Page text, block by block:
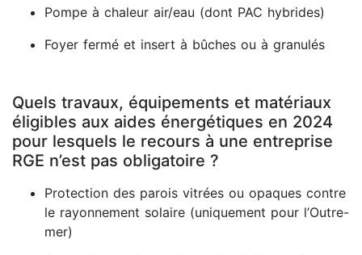
Pompe à chaleur air/eau (dont PAC hybrides)
Foyer fermé et insert à bûches ou à granulés
Quels travaux, équipements et matériaux
éligibles aux aides énergétiques en 2024
pour lesquels le recours à une entreprise
RGE n’est pas obligatoire ?
Protection des parois vitrées ou opaques contre
le rayonnement solaire (uniquement pour l’Outre-
mer)